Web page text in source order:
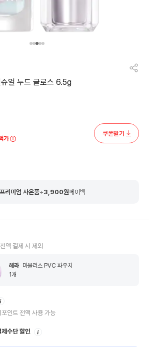
얼 누드 글로스 6.5g
가
쿠폰받기
프리미엄 사은품+3,900원페이백
액 결제 시 제외
헤라 마블러스 PVC 파우치
1개
인트 전액 사용 가능
수단 할인